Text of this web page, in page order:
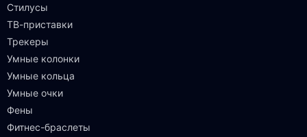
Стилусы
ТВ-приставки
Трекеры
Умные колонки
Умные кольца
Умные очки
Фены
Фитнес-браслеты